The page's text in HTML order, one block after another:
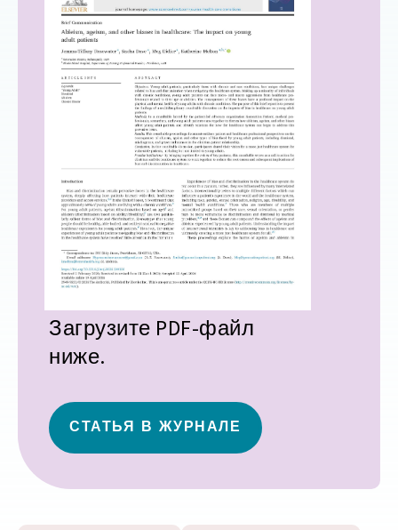
Загрузите PDF-файл
ниже.
СТАТЬЯ В ЖУРНАЛЕ